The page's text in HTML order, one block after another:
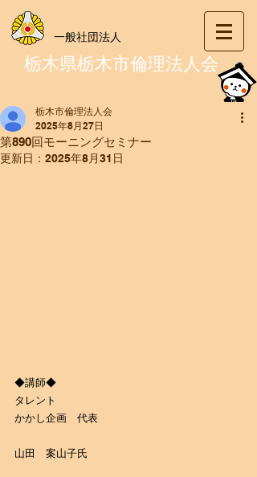
一般社団法人
栃木県栃木市倫理法人会
第890回モーニングセミナー
栃木市倫理法人会
2025年8月27日
更新日： 2025年8月31日
◆講師◆
タレント
かかし企画　代表
山田　案山子氏